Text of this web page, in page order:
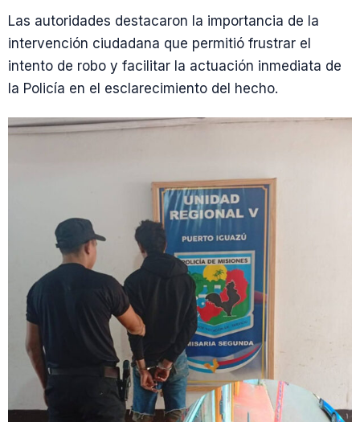
Las autoridades destacaron la importancia de la
intervención ciudadana que permitió frustrar el
intento de robo y facilitar la actuación inmediata de
la Policía en el esclarecimiento del hecho.